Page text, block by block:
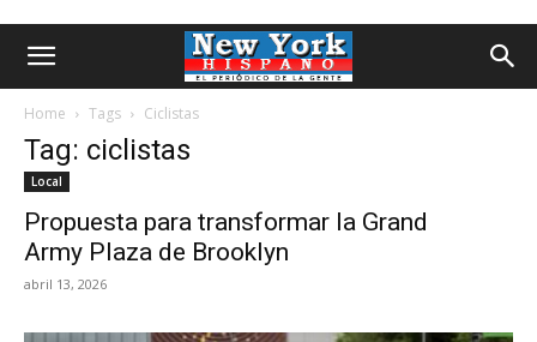
Home Tags Ciclistas
Tag: ciclistas
Local
Propuesta para transformar la Grand
Army Plaza de Brooklyn
abril 13, 2026